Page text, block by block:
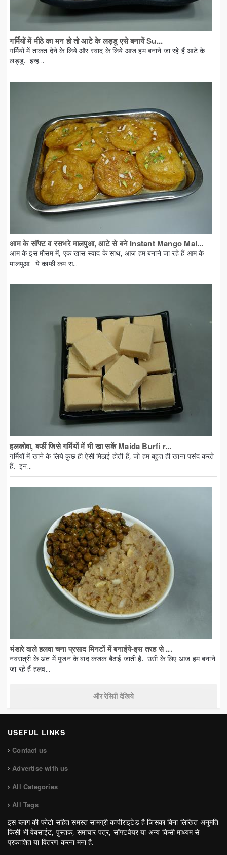
गर्मियों में मीठे का मन हो तो आटे के लड्डू एसे बनायें Su...
गर्मियों में ताकत देने के लिये और स्वाद के लिये आज हम बनाने जा रहे हैं आटे के
लड्डू. इन्ह...
आम के सॉफ्ट व रसभरे मालपुआ, आटे से बने Instant Mango Mal...
आम के इस मौसम में, एक खास स्वाद के साथ, आज हम बनाने जा रहे हैं आम के
मालपुआ. ये काफी कम स...
हलकोवा, बर्फी जिसे गर्मियों में भी खा सकें Maida Burfi r...
गर्मियों में खाने के लिये कुछ ही ऐसी मिठाई होती हैं, जो हम बहुत ही खाना पसंद करते
हैं. इन...
भंडारे वाले हलवा चना प्रसाद मिनटों में बनाईये-इस तरह से ...
नवरात्री के अंत में पूजन के बाद कंजक बैठाई जाती है. उसी के लिए आज हम बनाने
जा रहे हैं हलव...
और रेसिपी देखिये
USEFUL LINKS
Contact us
Advertise with us
All Categories
All Tags
इस ब्लाग की फोटो सहित समस्त सामग्री कापीराइटेड है जिसका बिना लिखित अनुमति
किसी भी वेबसाईट, पुस्तक, समाचार पत्र, सॉफ्टवेयर या अन्य किसी माध्यम से
प्रकाशित या वितरण करना मना है.